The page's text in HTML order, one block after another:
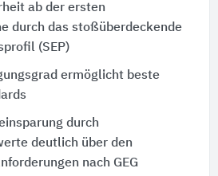
ab der ersten
durch das stoßüberdeckende
(SEP)
ermöglicht beste
durch
deutlich über den
nach GEG